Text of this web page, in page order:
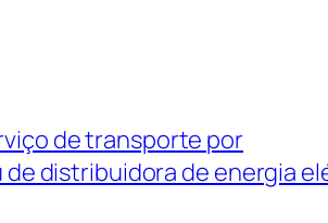
de transporte por
distribuidora de energia